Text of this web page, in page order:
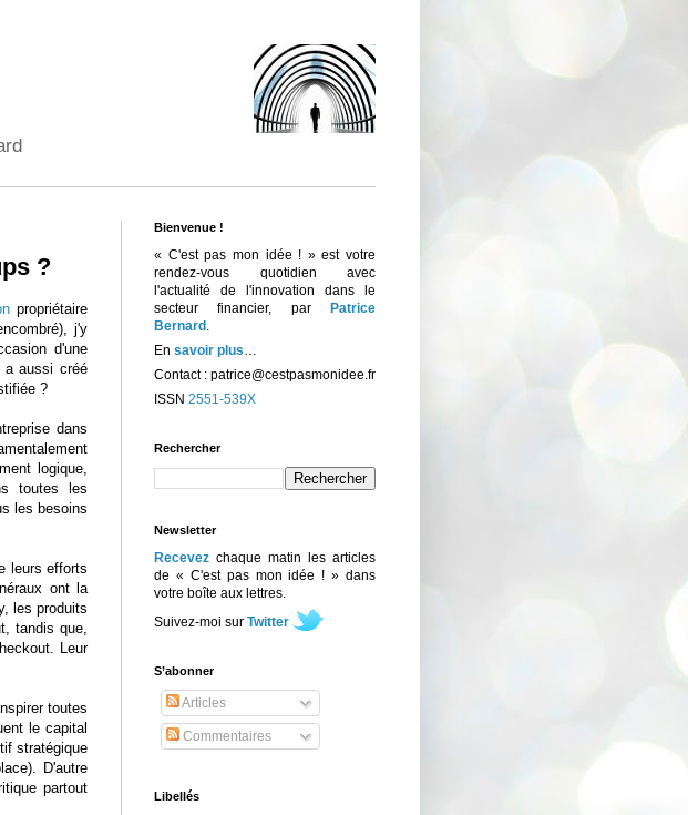
?
propriétaire
j'y
d'une
a aussi créé
?
dans
logique,
toutes les
les besoins
leurs efforts
ont la
les produits
tandis que,
Leur
toutes
le capital
stratégique
D'autre
partout
Bienvenue !
« C'est pas mon idée ! » est votre
rendez-vous quotidien avec
l'actualité de l'innovation dans le
secteur financier, par
Patrice
Bernard .
En savoir plus…
Contact : patrice@cestpasmonidee.fr
ISSN 2551-539X
Rechercher
Newsletter
Recevez chaque matin les articles
de « C'est pas mon idée ! » dans
votre boîte aux lettres.
Suivez-moi sur Twitter
S’abonner
Articles
Commentaires
Libellés